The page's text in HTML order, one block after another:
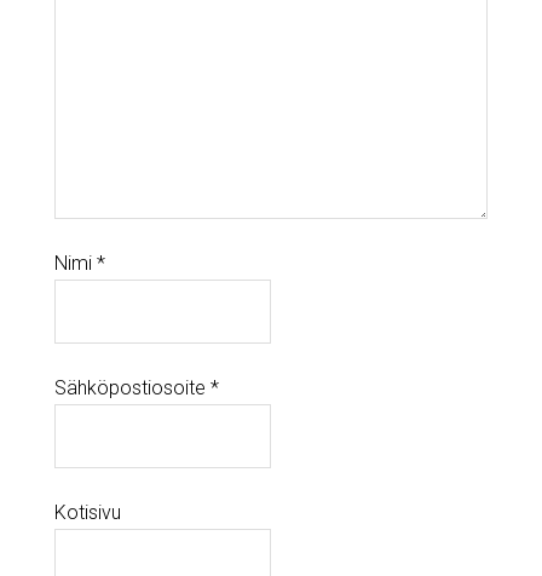
Nimi *
Sähköpostiosoite *
Kotisivu